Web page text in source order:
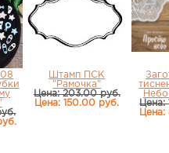
Штамп ПСК
"Рамочка"
Цена: 203.00 руб.
Цена: 150.00 руб.
Цена: